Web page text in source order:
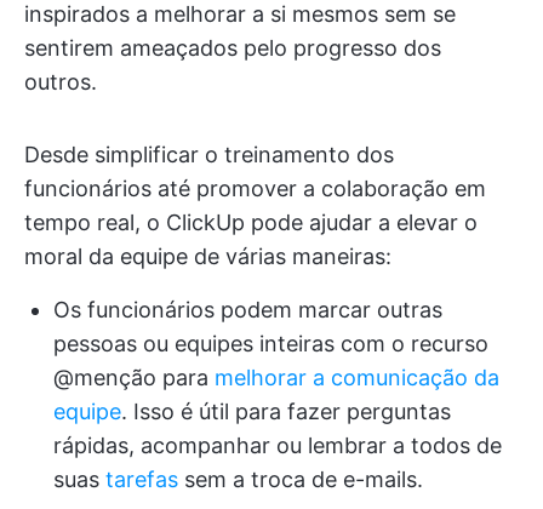
inspirados a melhorar a si mesmos sem se
sentirem ameaçados pelo progresso dos
outros.
Desde simplificar o treinamento dos
funcionários até promover a colaboração em
tempo real, o ClickUp pode ajudar a elevar o
moral da equipe de várias maneiras:
Os funcionários podem marcar outras
pessoas ou equipes inteiras com o recurso
@menção para melhorar a comunicação da
equipe. Isso é útil para fazer perguntas
rápidas, acompanhar ou lembrar a todos de
suas tarefas sem a troca de e-mails.